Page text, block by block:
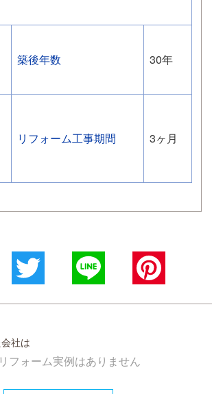
築後年数 30年
リフォーム工事期間 3ヶ月
社は
フォーム実例はありません